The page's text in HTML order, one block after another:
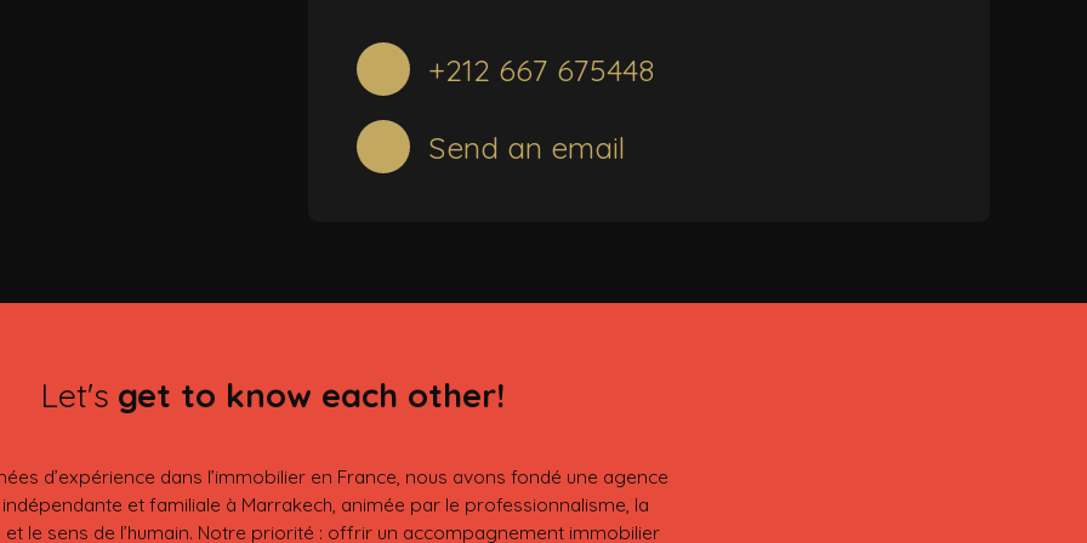
+212 667 675448
Send an email
Let's get to know each other!
d’expérience dans l’immobilier en France, nous avons fondé une agence
et familiale à Marrakech, animée par le professionnalisme, la
le sens de l’humain. Notre priorité : offrir un accompagnement immobilier